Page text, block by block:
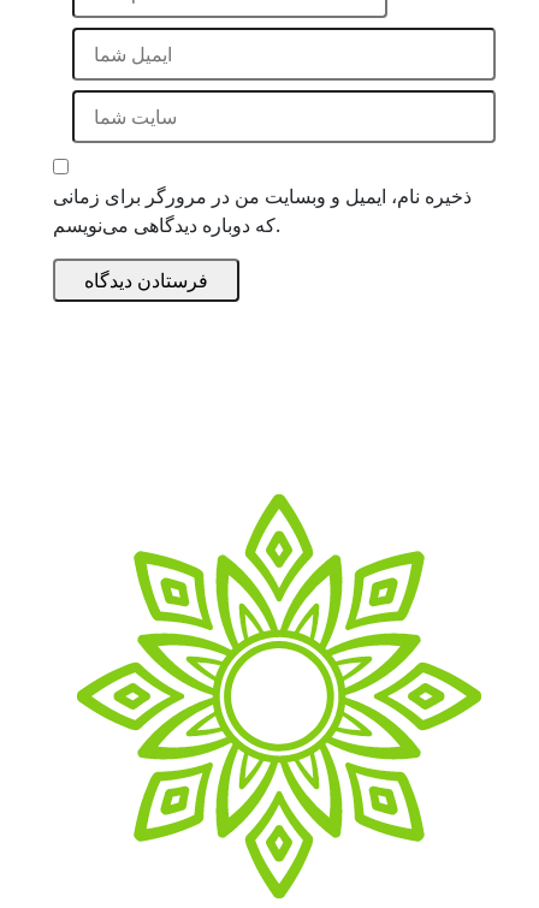
ذخیره نام، ایمیل و وبسایت من در مرورگر برای زمانی
که دوباره دیدگاهی می‌نویسم.